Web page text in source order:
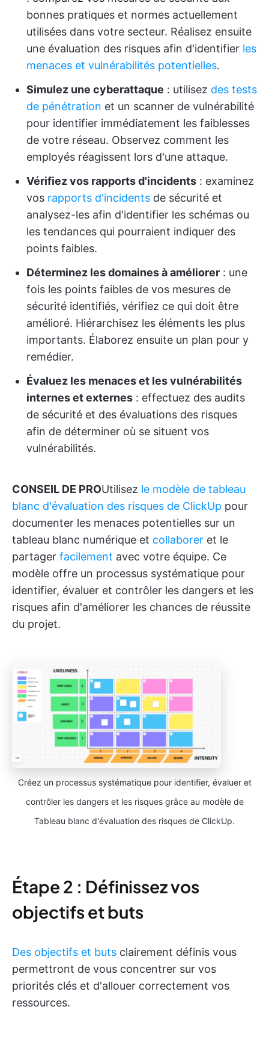
bonnes pratiques et normes actuellement
utilisées dans votre secteur. Réalisez ensuite
une évaluation des risques afin d'identifier les
menaces et vulnérabilités potentielles.
Simulez une cyberattaque : utilisez des tests
de pénétration et un scanner de vulnérabilité
pour identifier immédiatement les faiblesses
de votre réseau. Observez comment les
employés réagissent lors d'une attaque.
Vérifiez vos rapports d'incidents : examinez
vos rapports d'incidents de sécurité et
analysez-les afin d'identifier les schémas ou
les tendances qui pourraient indiquer des
points faibles.
Déterminez les domaines à améliorer : une
fois les points faibles de vos mesures de
sécurité identifiés, vérifiez ce qui doit être
amélioré. Hiérarchisez les éléments les plus
importants. Élaborez ensuite un plan pour y
remédier.
Évaluez les menaces et les vulnérabilités
internes et externes : effectuez des audits
de sécurité et des évaluations des risques
afin de déterminer où se situent vos
vulnérabilités.
CONSEIL DE PROUtilisez le modèle de tableau
blanc d'évaluation des risques de ClickUp pour
documenter les menaces potentielles sur un
tableau blanc numérique et collaborer et le
partager facilement avec votre équipe. Ce
modèle offre un processus systématique pour
identifier, évaluer et contrôler les dangers et les
risques afin d'améliorer les chances de réussite
du projet.
Créez un processus systématique pour identifier, évaluer et
contrôler les dangers et les risques grâce au modèle de
Tableau blanc d'évaluation des risques de ClickUp.
Étape 2 : Définissez vos
objectifs et buts
Des objectifs et buts clairement définis vous
permettront de vous concentrer sur vos
priorités clés et d'allouer correctement vos
ressources.